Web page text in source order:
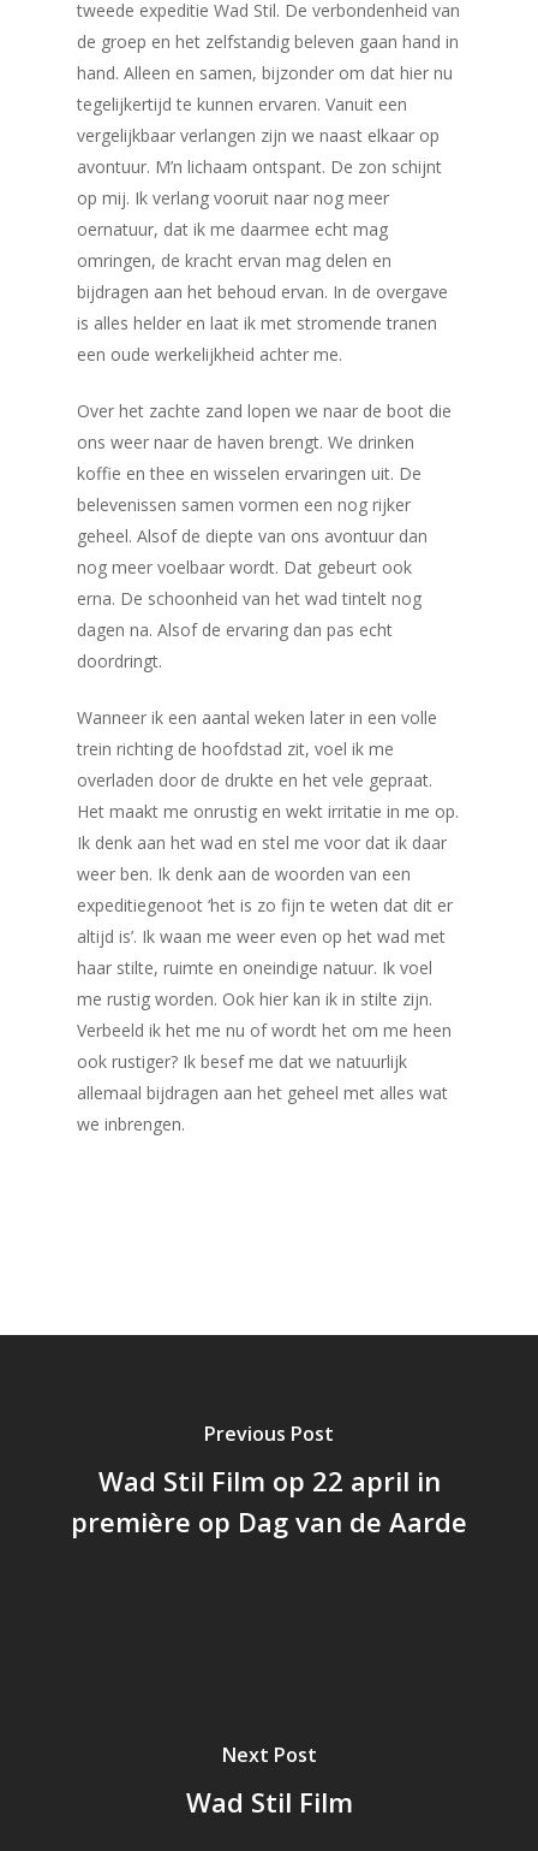
tweede expeditie Wad Stil. De verbondenheid van
de groep en het zelfstandig beleven gaan hand in
hand. Alleen en samen, bijzonder om dat hier nu
tegelijkertijd te kunnen ervaren. Vanuit een
vergelijkbaar verlangen zijn we naast elkaar op
avontuur. M’n lichaam ontspant. De zon schijnt
op mij. Ik verlang vooruit naar nog meer
oernatuur, dat ik me daarmee echt mag
omringen, de kracht ervan mag delen en
bijdragen aan het behoud ervan. In de overgave
is alles helder en laat ik met stromende tranen
een oude werkelijkheid achter me.
Over het zachte zand lopen we naar de boot die
ons weer naar de haven brengt. We drinken
koffie en thee en wisselen ervaringen uit. De
belevenissen samen vormen een nog rijker
geheel. Alsof de diepte van ons avontuur dan
nog meer voelbaar wordt. Dat gebeurt ook
erna. De schoonheid van het wad tintelt nog
dagen na. Alsof de ervaring dan pas echt
doordringt.
Wanneer ik een aantal weken later in een volle
trein richting de hoofdstad zit, voel ik me
overladen door de drukte en het vele gepraat.
Het maakt me onrustig en wekt irritatie in me op.
Ik denk aan het wad en stel me voor dat ik daar
weer ben. Ik denk aan de woorden van een
expeditiegenoot ‘het is zo fijn te weten dat dit er
altijd is’. Ik waan me weer even op het wad met
haar stilte, ruimte en oneindige natuur. Ik voel
me rustig worden. Ook hier kan ik in stilte zijn.
Verbeeld ik het me nu of wordt het om me heen
ook rustiger? Ik besef me dat we natuurlijk
allemaal bijdragen aan het geheel met alles wat
we inbrengen.
Previous Post
Wad Stil Film op 22 april in
première op Dag van de Aarde
Next Post
Wad Stil Film